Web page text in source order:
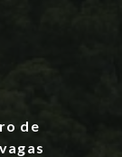
de